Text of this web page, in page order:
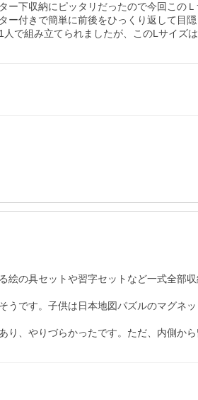
下収納にピッタリだったので今回こ
ー付きで簡単に前後をひっくり返して
で組み立てられましたが、このLサイズ
の具セットや習字セットなど一式全部
うです。子供は日本地図パズルのマグ
、やりづらかったです。ただ、内側か